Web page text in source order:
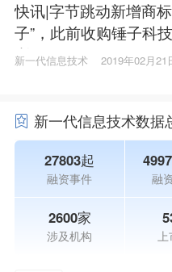
快讯|字节跳动新增商
子”，此前收购锤子科
利
新一代信息技术 2019年02月21
新一代信息技术数据
27803起
融资事件 融
2600家
涉及机构